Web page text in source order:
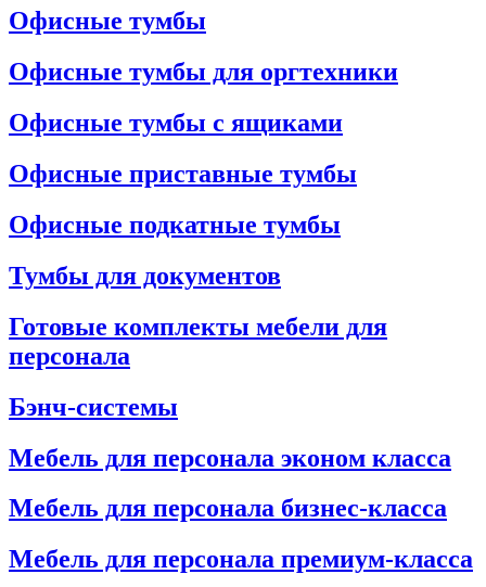
Офисные тумбы
Офисные тумбы для оргтехники
Офисные тумбы с ящиками
Офисные приставные тумбы
Офисные подкатные тумбы
Тумбы для документов
Готовые комплекты мебели для
персонала
Бэнч-системы
Мебель для персонала эконом класса
Мебель для персонала бизнес-класса
Мебель для персонала премиум-класса